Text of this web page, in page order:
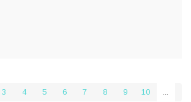
3 4 5 6 7 8 9 10
...